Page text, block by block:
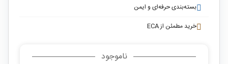
بسته‌بندی حرفه‌ای و ایمن
خرید مطمئن از ECA
ناموجود